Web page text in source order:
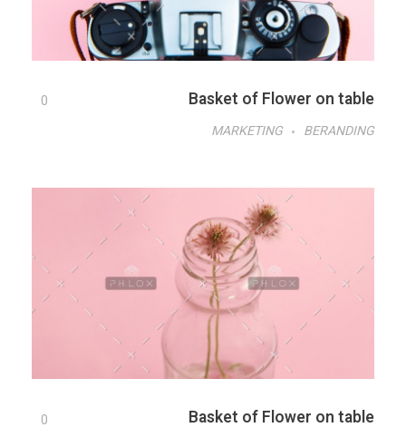
Basket of Flower on table
0
BERANDING
MARKETING
Basket of Flower on table
0